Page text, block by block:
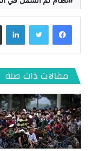
لينكدإن
مقالات ذات صلة